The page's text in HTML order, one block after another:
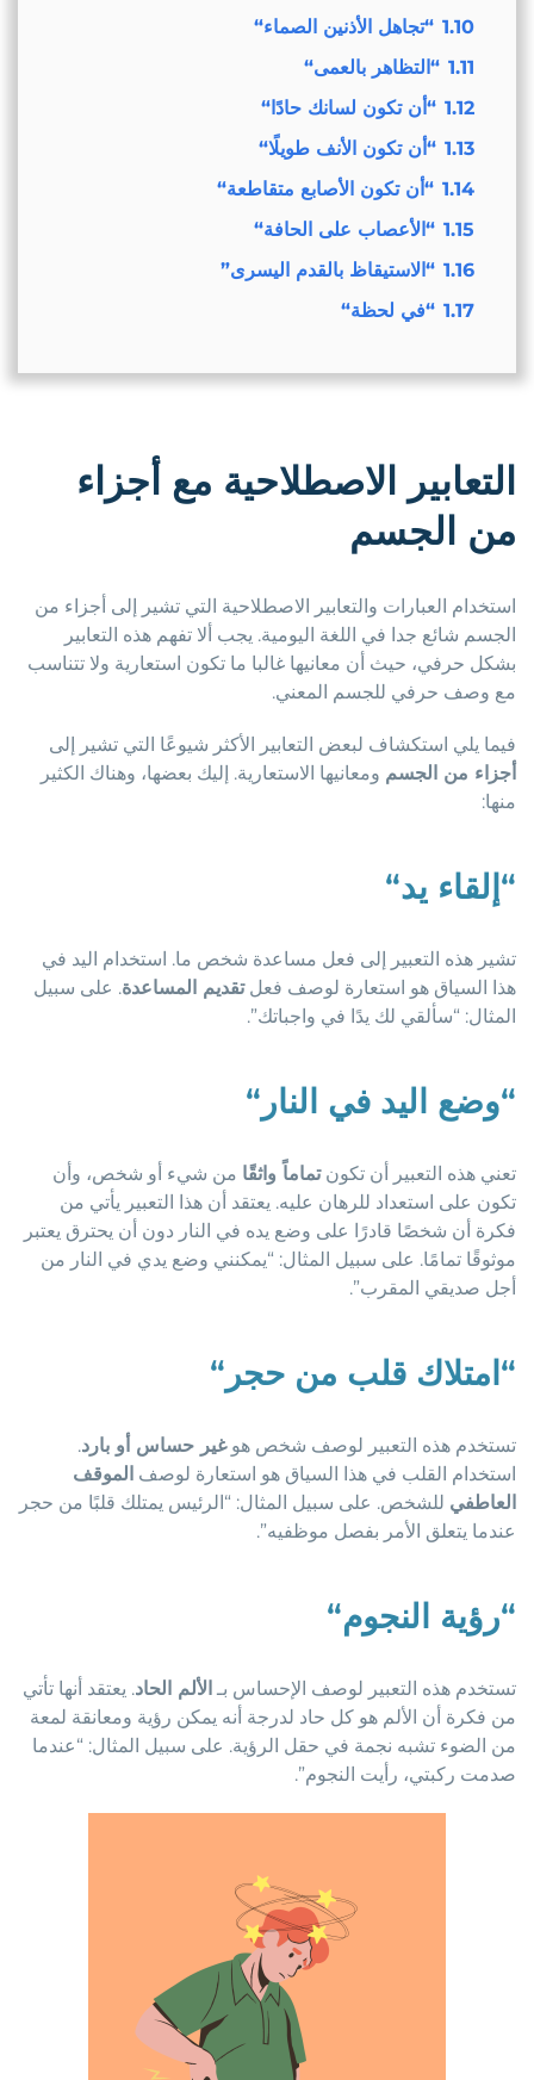
1.10
“تجاهل الأذنين الصماء“
1.11
“التظاهر بالعمى“
1.12
“أن تكون لسانك حادًا“
1.13
“أن تكون الأنف طويلًا“
1.14
“أن تكون الأصابع متقاطعة“
1.15
“الأعصاب على الحافة“
1.16
“الاستيقاظ بالقدم اليسرى”
1.17
“في لحظة“
التعابير الاصطلاحية مع أجزاء
من الجسم
استخدام العبارات والتعابير الاصطلاحية التي تشير إلى أجزاء من
الجسم شائع جدا في اللغة اليومية. يجب ألا تفهم هذه التعابير
بشكل حرفي، حيث أن معانيها غالبا ما تكون استعارية ولا تتناسب
مع وصف حرفي للجسم المعني.
فيما يلي استكشاف لبعض التعابير الأكثر شيوعًا التي تشير إلى
أجزاء من الجسمومعانيها الاستعارية. إليك بعضها، وهناك الكثير
منها:
“إلقاء يد“
تشير هذه التعبير إلى فعل مساعدة شخص ما. استخدام اليد في
هذا السياق هو استعارة لوصف فعل تقديم المساعدة. على سبيل
المثال: “سألقي لك يدًا في واجباتك”.
“وضع اليد في النار “
تعني هذه التعبير أن تكون تماماً واثقًامن شيء أو شخص، وأن
تكون على استعداد للرهان عليه. يعتقد أن هذا التعبير يأتي من
فكرة أن شخصًا قادرًا على وضع يده في النار دون أن يحترق يعتبر
موثوقًا تمامًا. على سبيل المثال: “يمكنني وضع يدي في النار من
أجل صديقي المقرب”.
“امتلاك قلب من حجر “
تستخدم هذه التعبير لوصف شخص هو غير حساس أو بارد.
استخدام القلب في هذا السياق هو استعارة لوصف الموقف
العاطفي للشخص. على سبيل المثال: “الرئيس يمتلك قلبًا من حجر
عندما يتعلق الأمر بفصل موظفيه”.
“رؤية النجوم“
تستخدم هذه التعبير لوصف الإحساس بـالألم الحاد. يعتقد أنها تأتي
من فكرة أن الألم هو كل حاد لدرجة أنه يمكن رؤية ومعانقة لمعة
من الضوء تشبه نجمة في حقل الرؤية. على سبيل المثال: “عندما
صدمت ركبتي، رأيت النجوم”.